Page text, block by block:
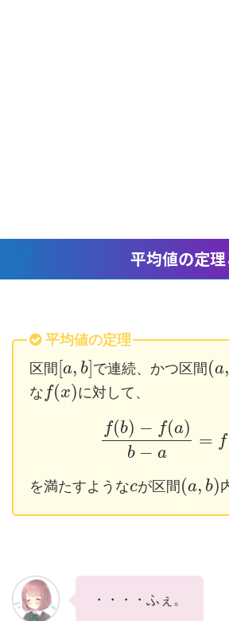
平均値の定
平均値の定理
区間[a, b]で連続、かつ区間(a,
な f(x)に対して、
f(b) − f(a)
b − a
= f
を満たすようなcが区間(a, b)
・・・・ふぇ。